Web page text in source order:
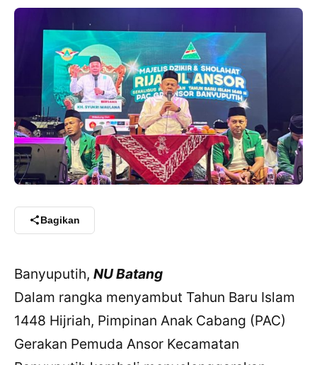
Bagikan
Banyuputih, NU Batang
Dalam rangka menyambut Tahun Baru Islam
1448 Hijriah, Pimpinan Anak Cabang (PAC)
Gerakan Pemuda Ansor Kecamatan